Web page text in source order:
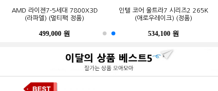
AMD 라이젠7-5세대 7800X3D
(라파엘) (멀티팩 정품)
499,000 원
인텔 코어 울트라7 시리즈2 265K
(애로우레이크) (정품)
534,100 원
ESSENCORE KLEVV DDR5-5600
CL46 파인인포 (16GB)
341,000 원
마이크론 Crucial DDR5-5600 CL46
PRO 대원씨티에스 (16GB)
387,000 원
GIGABYTE B650M K 피씨디렉트
123,000 원
ASUS TUF Gaming B850-PLUS WIFI
STCOM(조립용)
339,000 원
GIGABYTE 지포스 RTX 5060
WINDFORCE MAX OC D7 8GB
피씨디렉트
632,200 원
MSI 지포스 RTX 5070 게이밍 트리오
OC D7 12GB 트라이프로져4
1,299,000 원
Western Digital WD BLACK
SN850X M.2 NVMe (2TB)
550,000 원
삼성전자 990 PRO M.2 NVMe (2TB)
1,027,000 원